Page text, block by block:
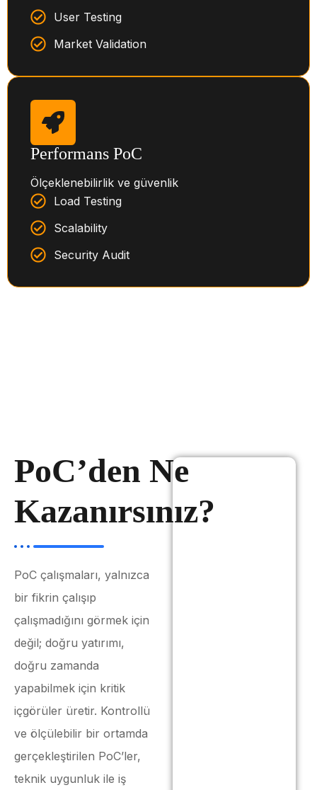
User Testing
Market Validation
Performans PoC
Ölçeklenebilirlik ve güvenlik
Load Testing
Scalability
Security Audit
PoC’den Ne
Kazanırsınız?
PoC çalışmaları, yalnızca
bir fikrin çalışıp
çalışmadığını görmek için
değil; doğru yatırımı,
doğru zamanda
yapabilmek için kritik
içgörüler üretir. Kontrollü
ve ölçülebilir bir ortamda
gerçekleştirilen PoC’ler,
teknik uygunluk ile iş